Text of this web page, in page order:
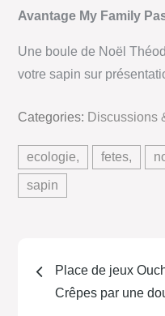
Avantage My Family
Une boule de Noël
votre sapin sur
Categories: Discussions
ecologie fetes
sapin
Place de jeux
Crêpes par une